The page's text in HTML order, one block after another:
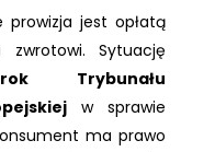
prowizja jest opłatą
Sytuację
Trybunału
w sprawie
ma prawo